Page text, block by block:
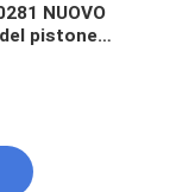
NUOVO
pistone